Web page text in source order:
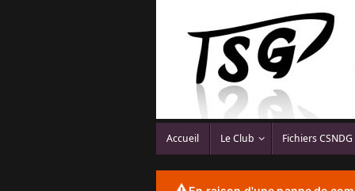
Accueil Le Club Fichiers CSNDG